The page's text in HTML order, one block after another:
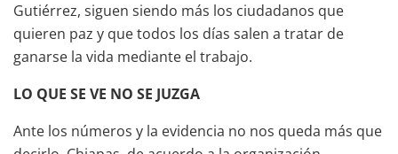
Gutiérrez, siguen siendo más los ciudadanos que
quieren paz y que todos los días salen a tratar de
ganarse la vida mediante el trabajo.
LO QUE SE VE NO SE JUZGA
Ante los números y la evidencia no nos queda más que